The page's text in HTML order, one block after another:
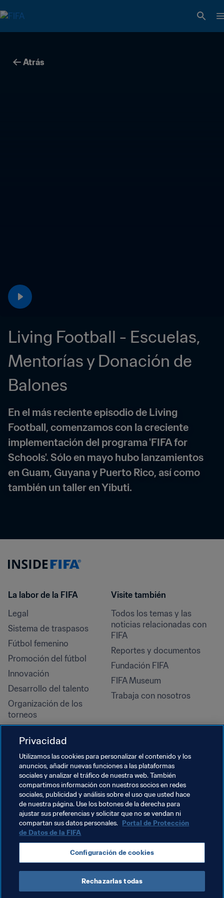
Atrás
Living Football - Escuelas,
Mentorías y Donación de
Balones
En el más reciente episodio de Living
Football, comenzamos con la creciente
implementación del programa 'FIFA for
Schools'. Sólo en mayo hubo lanzamientos
en Guam, Guyana y Puerto Rico, así como
también un taller en Yibuti.
La labor de la FIFA
Legal
Sistema de traspasos
Fútbol femenino
Promoción del fútbol
Innovación
Desarrollo del talento
Organización de los
torneos
Derechos humanos y lucha
contra la discriminación
Salud y atención médica
Iniciativas educativas
Visite también
Todos los temas y las
noticias relacionadas con
FIFA
Reportes y documentos
Fundación FIFA
FIFA Museum
Trabaja con nosotros
Privacidad
Utilizamos las cookies para personalizar el contenido y los
anuncios, añadir nuevas funciones a las plataformas
sociales y analizar el tráfico de nuestra web. También
compartimos información con nuestros socios en redes
sociales, publicidad y análisis sobre el uso que usted hace
de nuestra página. Use los botones de la derecha para
ajustar sus preferencias y solicitar que no se vendan ni
compartan sus datos personales. Portal de Protección
de Datos de la FIFA
Configuración de cookies
Rechazarlas todas